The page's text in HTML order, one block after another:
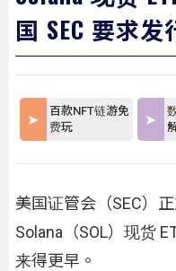
国 SEC 要求
百款NFT链游免
费玩
美国证管会（SEC）
Solana（SOL）现货
来得更早。